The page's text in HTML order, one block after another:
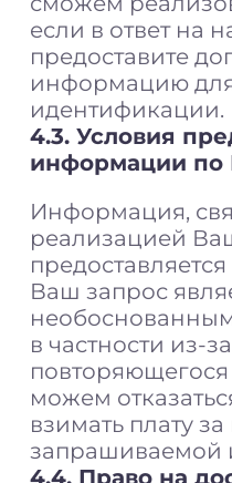
если в ответ на
предоставите
информацию
идентификации.
4.3. Условия
информации по
Информация,
реализацией
Ваш запрос
в частности из-
можем
взимать плату
запрашиваемой
4.4. Право на